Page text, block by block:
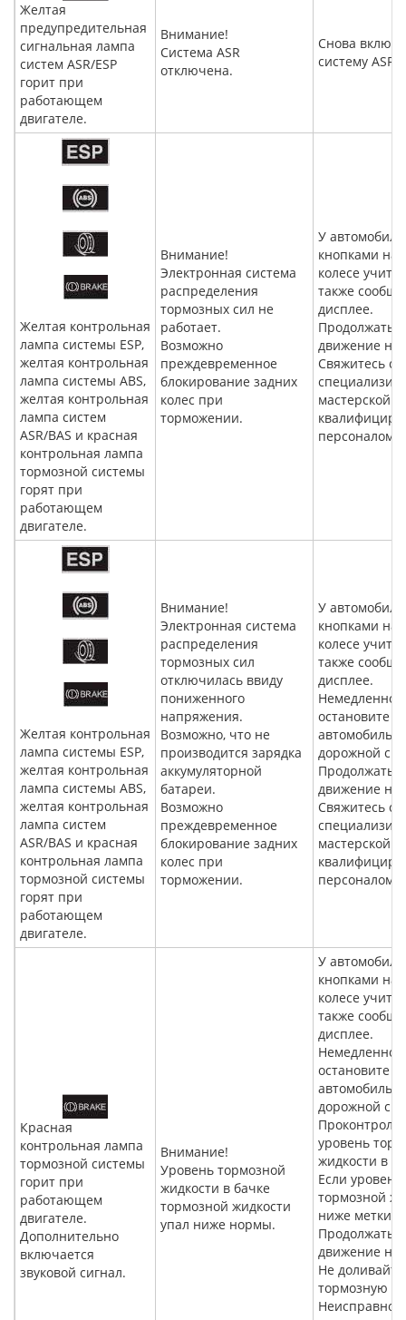
Желтая
предупредительная
сигнальная лампа
систем ASR/ESP
горит при
работающем
двигателе.
Внимание!
Система ASR
отключена.
Снова
систему ASR.
Желтая контрольная
лампа системы ESP,
желтая контрольная
лампа системы ABS,
желтая контрольная
лампа систем
ASR/BAS и красная
контрольная лампа
тормозной системы
горят при
работающем
двигателе.
Внимание!
Электронная система
распределения
тормозных сил не
работает.
Возможно
преждевременное
блокирование задних
колес при
торможении.
У
кнопками на
колесе
также
дисплее.
Продолжать
движение
Свяжитесь со
мастерской с
персоналом.
Желтая контрольная
лампа системы ESP,
желтая контрольная
лампа системы ABS,
желтая контрольная
лампа систем
ASR/BAS и красная
контрольная лампа
тормозной системы
горят при
работающем
двигателе.
Внимание!
Электронная система
распределения
тормозных сил
отключилась ввиду
пониженного
напряжения.
Возможно, что не
производится зарядка
аккумуляторной
батареи.
Возможно
преждевременное
блокирование задних
колес при
торможении.
У
кнопками на
колесе
также
дисплее.
Немедленно
остановите
автомобиль
дорожной
Продолжать
движение
Свяжитесь со
мастерской с
персоналом.
Красная
контрольная лампа
тормозной системы
горит при
работающем
двигателе.
Дополнительно
включается
звуковой сигнал.
Внимание!
Уровень тормозной
жидкости в бачке
тормозной жидкости
упал ниже нормы.
У
кнопками на
колесе
также
дисплее.
Немедленно
остановите
автомобиль
дорожной
уровень
жидкости в
Если уровень
тормозной
ниже метки
Продолжать
движение
Не доливайте
тормозную